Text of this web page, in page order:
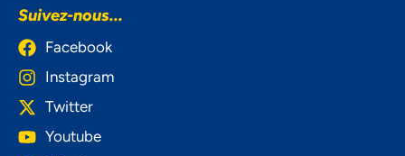
Suivez-nous...
Facebook
Instagram
Twitter
Youtube